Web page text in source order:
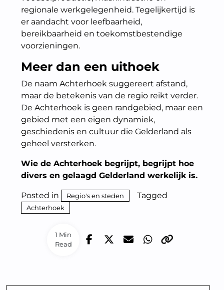
1 Min
Read
regionale werkgelegenheid. Tegelijkertijd is
er aandacht voor leefbaarheid,
bereikbaarheid en toekomstbestendige
voorzieningen.
Meer dan een uithoek
De naam Achterhoek suggereert afstand,
maar de betekenis van de regio reikt verder.
De Achterhoek is geen randgebied, maar een
gebied met een eigen dynamiek,
geschiedenis en cultuur die Gelderland als
geheel versterken.
Wie de Achterhoek begrijpt, begrijpt hoe
divers en gelaagd Gelderland werkelijk is.
Posted in Regio's en steden Tagged
Achterhoek